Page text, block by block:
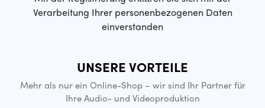
Verarbeitung Ihrer personenbezogenen Daten
einverstanden
UNSERE VORTEILE
Mehr als nur ein Online-Shop – wir sind Ihr Partner für
Ihre Audio- und Videoproduktion